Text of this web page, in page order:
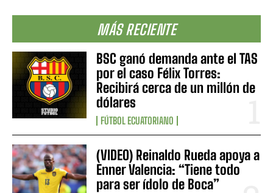
MÁS RECIENTE
BSC ganó demanda ante el TAS
por el caso Félix Torres:
Recibirá cerca de un millón de
dólares
FÚTBOL ECUATORIANO
(VIDEO) Reinaldo Rueda apoya a
Enner Valencia: “Tiene todo
para ser ídolo de Boca”